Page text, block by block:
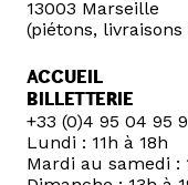
13003 Marseille
(piétons,
ACCUEIL
BILLETTERIE
+33 (0)4 95 04 95
Lundi : 11h à 18h
Mardi au samedi :